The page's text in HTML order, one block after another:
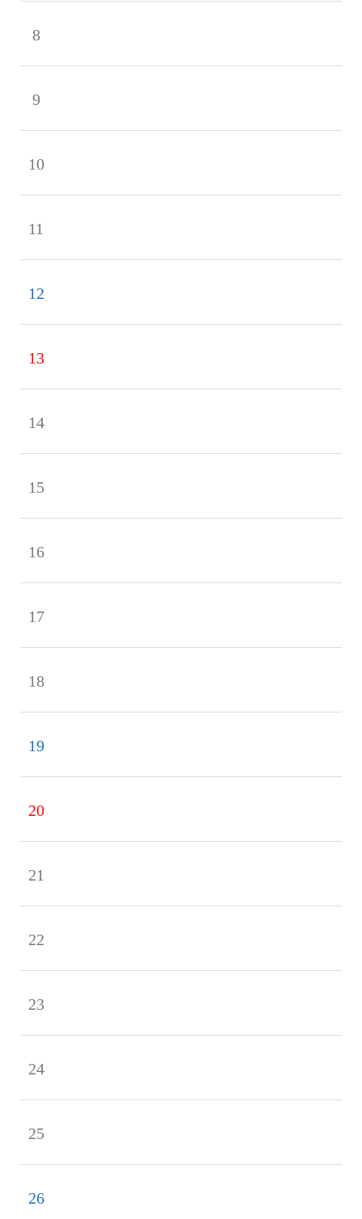
8
9
10
11
12
13
14
15
16
17
18
19
20
21
22
23
24
25
26